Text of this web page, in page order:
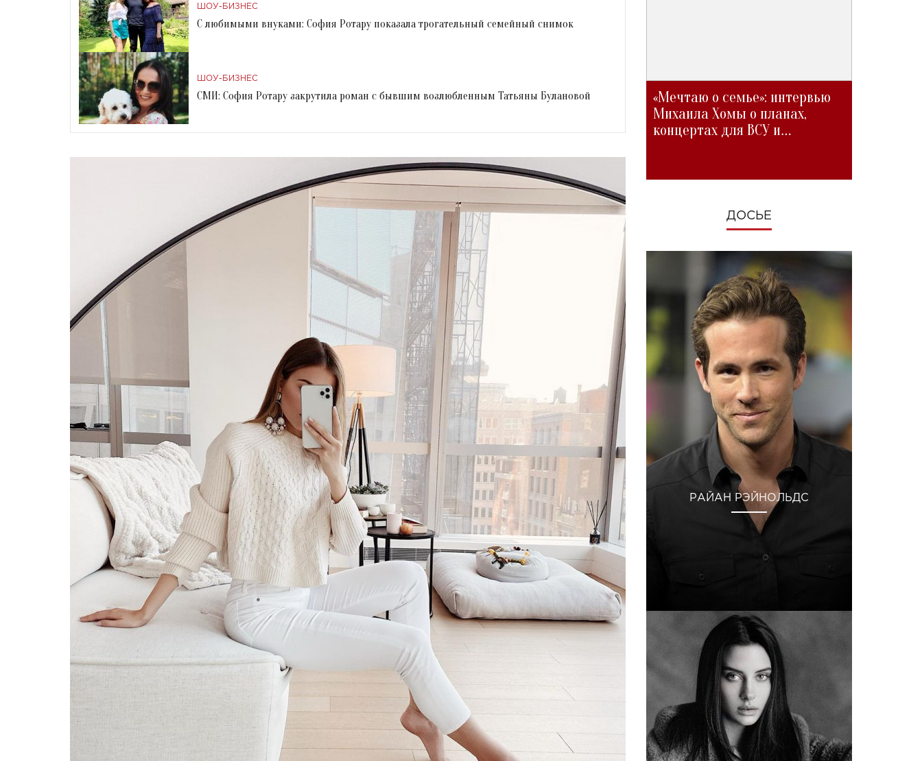
ШОУ-БИЗНЕС
С любимыми внуками: София Ротару показала трогательный семейный снимок
ШОУ-БИЗНЕС
СМИ: София Ротару закрутила роман с бывшим возлюбленным Татьяны Булановой
«Мечтаю о семье»: интервью
Михаила Хомы о планах,
концертах для ВСУ и
ДОСЬЕ
РАЙАН РЭЙНОЛЬДС